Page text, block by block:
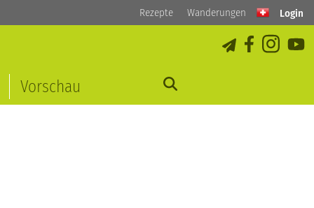
Rezepte Wanderungen Login
Vorschau